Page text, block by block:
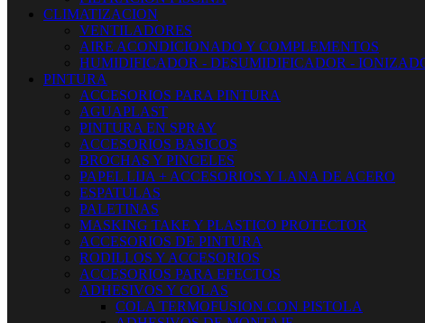
CLIMATIZACION
VENTILADORES
AIRE ACONDICIONADO Y COMPLEMENTOS
HUMIDIFICADOR - DESUMIDIFICADOR -
PINTURA
ACCESORIOS PARA PINTURA
AGUAPLAST
PINTURA EN SPRAY
ACCESORIOS BASICOS
BROCHAS Y PINCELES
PAPEL LIJA + ACCESORIOS Y LANA DE ACERO
ESPATULAS
PALETINAS
MASKING TAKE Y PLASTICO PROTECTOR
ACCESORIOS DE PINTURA
RODILLOS Y ACCESORIOS
ACCESORIOS PARA EFECTOS
ADHESIVOS Y COLAS
COLA TERMOFUSION CON PISTOLA